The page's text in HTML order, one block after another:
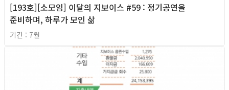
[193호][소모임] 이달의 지보이스 #59 : 정기공연을
준비하며, 하루가 모인 삶
기간 : 7월